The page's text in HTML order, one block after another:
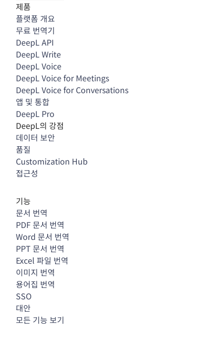
제품
플랫폼 개요
무료 번역기
DeepL API
DeepL Write
DeepL Voice
DeepL Voice for Meetings
DeepL Voice for Conversations
앱 및 통합
DeepL Pro
DeepL의 강점
데이터 보안
품질
Customization Hub
접근성
기능
문서 번역
PDF 문서 번역
Word 문서 번역
PPT 문서 번역
Excel 파일 번역
이미지 번역
용어집 번역
SSO
대안
모든 기능 보기